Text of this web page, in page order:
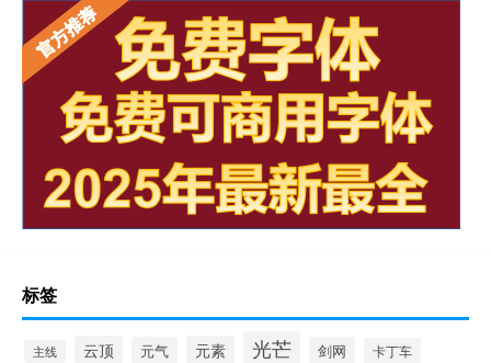
标签
主线 云顶 元气 元素 光芒 剑网 卡丁车